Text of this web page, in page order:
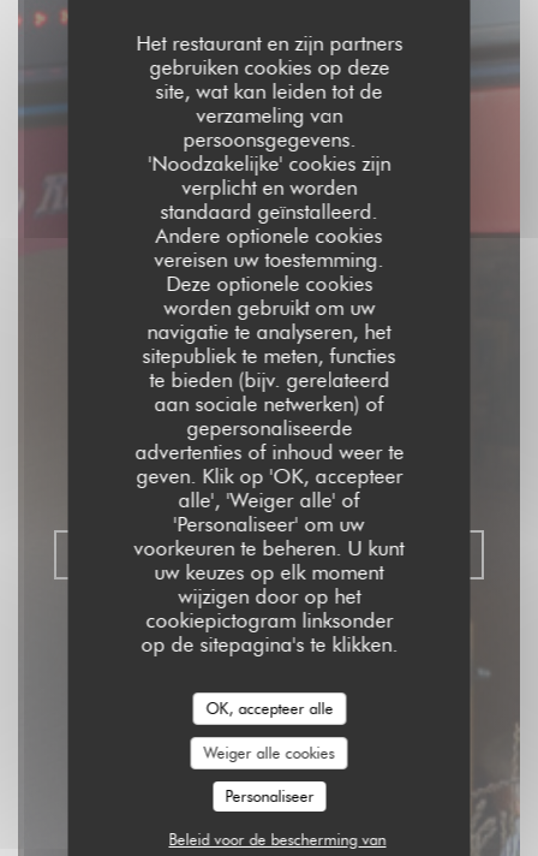
Het restaurant en zijn partners
gebruiken cookies op deze
site, wat kan leiden tot de
verzameling van
persoonsgegevens.
'Noodzakelijke' cookies zijn
verplicht en worden
standaard geïnstalleerd.
Andere optionele cookies
vereisen uw toestemming.
Deze optionele cookies
worden gebruikt om uw
navigatie te analyseren, het
sitepubliek te meten, functies
te bieden (bijv. gerelateerd
aan sociale netwerken) of
gepersonaliseerde
advertenties of inhoud weer te
geven. Klik op 'OK, accepteer
alle', 'Weiger alle' of
'Personaliseer' om uw
voorkeuren te beheren. U kunt
uw keuzes op elk moment
wijzigen door op het
cookiepictogram linksonder
op de sitepagina's te klikken.
OK, accepteer alle
Weiger alle cookies
Personaliseer
Beleid voor de bescherming van
Aux Dés Calés 17 -
Legendre
RISTORANTE - BISTROT - BAR|
RESERVEER EEN TAFEL